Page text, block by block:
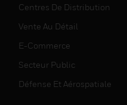
Centres De Distribution
Vente Au Détail
E-Commerce
Secteur Public
Défense Et Aérospatiale